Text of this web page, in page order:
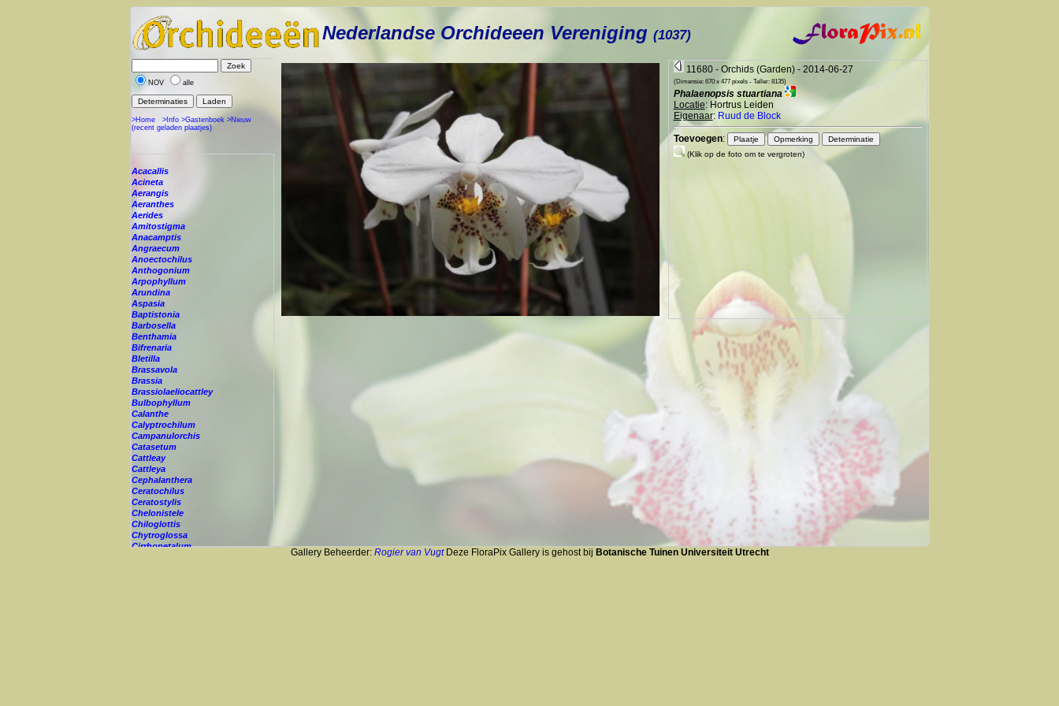
Nederlandse Orchideeen Vereniging (1037)
NOV alle
>Home >Info >Gastenboek >Nieuw
(recent geladen plaatjes)
Acacallis
Acineta
Aerangis
Aeranthes
Aerides
Amitostigma
Anacamptis
Angraecum
Anoectochilus
Anthogonium
Arpophyllum
Arundina
Aspasia
Baptistonia
Barbosella
Benthamia
Bifrenaria
Bletilla
Brassavola
Brassia
Brassiolaeliocattley
Bulbophyllum
Calanthe
Calyptrochilum
Campanulorchis
Catasetum
Cattleay
Cattleya
Cephalanthera
Ceratochilus
Ceratostylis
Chelonistele
Chiloglottis
Chytroglossa
Cirrhopetalum
11680 - Orchids (Garden) - 2014-06-27
(Dimensie: 670 x 477 pixels - Teller: 8135)
Phalaenopsis stuartiana
Locatie: Hortrus Leiden
Eigenaar: Ruud de Block
Toevoegen:
(Klik op de foto om te vergroten)
Gallery Beheerder: Rogier van VugtDeze FloraPix Gallery is gehost bij Botanische Tuinen Universiteit Utrecht